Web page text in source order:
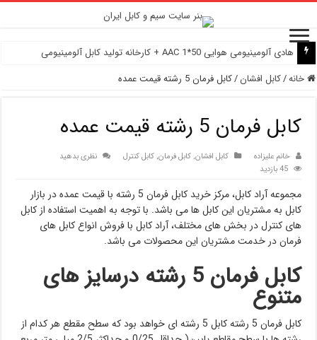
هادی آلومینیومی هوایی 50*1 AAC + کارخانه تولید کابل آلومینیومی
خانه/کابل افشان/کابل فرمان 5 رشته قیمت عمده
کابل فرمان 5 رشته قیمت عمده
خانم علیزاده کابل افشان,کابل فرمان,کابل کنترل
نظری بدهید
45 بازدید
مجموعه آراد کابل، مرکز خرید کابل فرمان 5 رشته با قیمت عمده در بازار
کابل به مشتریان این کابل ها می باشد. با توجه به اهمیت استفاده از کابل
های کنترل در بخش های مختلف، آراد کابل با فروش انواع کابل های
فرمان در خدمت مشتریان این محصولات می باشد.
کابل فرمان5 رشته درسایز های
متنوع
کابل فرمان 5 رشته کابل 5 رشته ای خواهد بود که سطح مقطع هر کدام از